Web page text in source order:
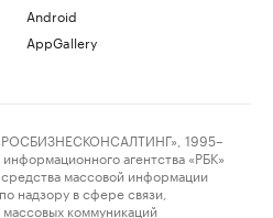
Android
AppGallery
1995–
агентства «РБК»
массовой информации
надзору в сфере связи,
коммуникаций